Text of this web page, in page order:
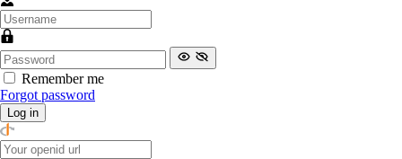
Remember me
Forgot password
Log in